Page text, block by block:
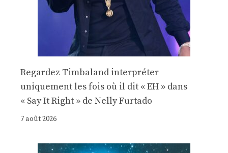
Regardez Timbaland interpréter
uniquement les fois où il dit « EH » dans
« Say It Right » de Nelly Furtado
7 août 2026